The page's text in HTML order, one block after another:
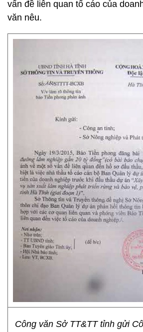
vấn đề liên quan tố cáo của
văn nêu.
Công văn Sở TT&TT tỉnh gửi